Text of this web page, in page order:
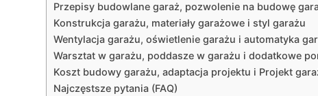
Przepisy budowlane garaż, pozwolenie na budowę
Konstrukcja garażu, materiały garażowe i styl garażu
Wentylacja garażu, oświetlenie garażu i automatyka
Warsztat w garażu, poddasze w garażu i dodatkowe
Koszt budowy garażu, adaptacja projektu i Projekt
Najczęstsze pytania (FAQ)